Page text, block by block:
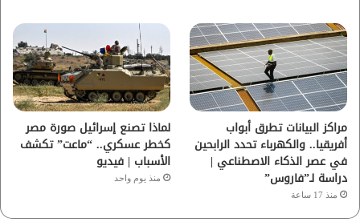
مراكز البيانات تطرق أبواب
أفريقيا.. والكهرباء تحدد الرابحين
في عصر الذكاء الاصطناعي |
دراسة لـ”فاروس”
منذ 17 ساعة
لماذا تصنع إسرائيل صورة مصر
كخطر عسكري.. “ماعت” تكشف
الأسباب | فيديو
منذ يوم واحد